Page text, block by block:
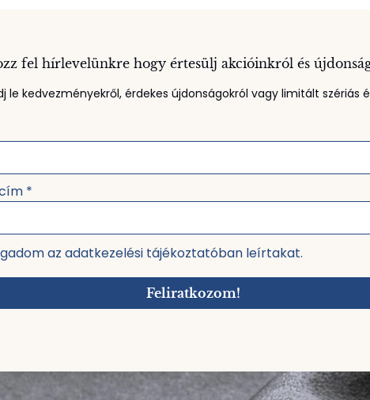
fel hírlevelünkre hogy értesülj akcióinkról és
le kedvezményekről, érdekes újdonságokról vagy limitált szériás
*
az adatkezelési tájékoztatóban leírtakat.
Feliratkozom!